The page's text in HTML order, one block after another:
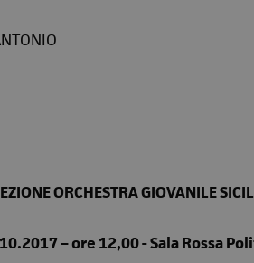
ORCHESTRA GIOVANILE
– ore 12,00 - Sala Rossa